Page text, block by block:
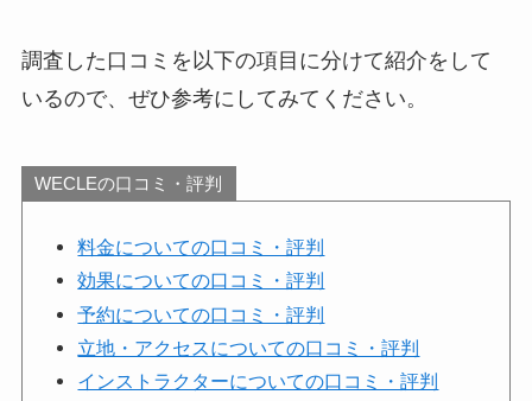
調査した口コミを以下の項目に分けて紹介をして
いるので、ぜひ参考にしてみてください。
WECLEの口コミ・評判
料金についての口コミ・評判
効果についての口コミ・評判
予約についての口コミ・評判
立地・アクセスについての口コミ・評判
インストラクターについての口コミ・評判